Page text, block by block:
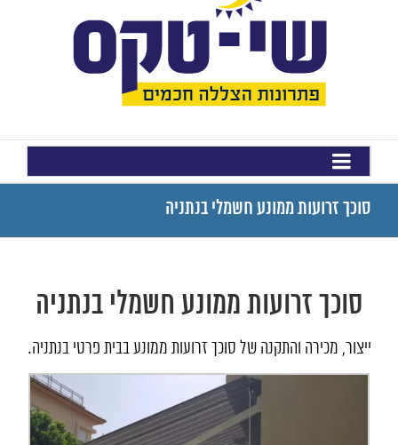
סוכך זרועות ממונע חשמלי בנתניה
סוכך זרועות ממונע חשמלי בנתניה
ייצור, מכירה והתקנה של סוכך זרועות ממונע בבית פרטי בנתניה.